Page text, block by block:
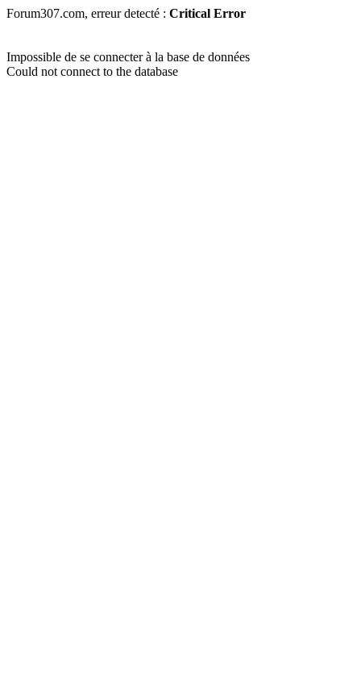
Forum307.com, erreur detecté : Critical Error
Impossible de se connecter à la base de données
Could not connect to the database